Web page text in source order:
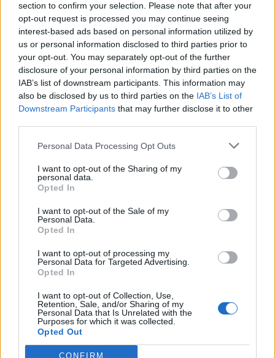
section to confirm your selection. Please note that after your
opt-out request is processed you may continue seeing
interest-based ads based on personal information utilized by
us or personal information disclosed to third parties prior to
your opt-out. You may separately opt-out of the further
disclosure of your personal information by third parties on the
IAB’s list of downstream participants. This information may
also be disclosed by us to third parties on the IAB’s List of
Downstream Participants that may further disclose it to other
Personal Data Processing Opt Outs
I want to opt-out of the Sharing of my
personal data.
Opted In
I want to opt-out of the Sale of my
Personal Data.
Opted In
I want to opt-out of processing my
Personal Data for Targeted Advertising.
Opted In
I want to opt-out of Collection, Use,
Retention, Sale, and/or Sharing of my
Personal Data that Is Unrelated with the
Purposes for which it was collected.
Opted Out
CONFIRM
UtilizzandoIBM® Process Mining, sono stati in grado di
identificare le parti più ripetitive del flusso di processo che si
prestavano meglio all’automazione. Simulando questi cambiamenti,
Max Mara ha raggiunto importanti risultati:
Riduzione fino al90% dei tempi di risoluzione dei task
servizio clienti
Riduzione del46% del costo medio per l’eliminazionedi
ciascun collo di bottiglia
Condividi questo articolo:
Mastodon
Stampa Altro
Inserisci nome ed indirizzo E-Mail: